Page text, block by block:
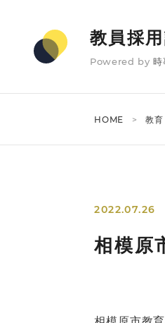
教員採
Powered by 時
HOME 教
2022.07.26
相模原